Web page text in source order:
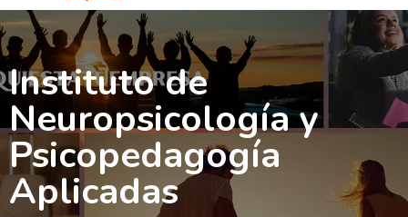
Instituto de
Neuropsicología y
Psicopedagogía
Aplicadas